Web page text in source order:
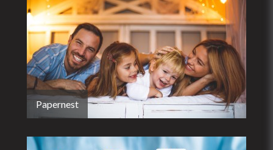
Papernest